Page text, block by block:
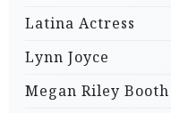
Latina Actress
Lynn Joyce
Megan Riley Booth